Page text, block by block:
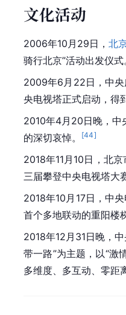
文化活动
2006年10月29日，北
骑行北京”活动出发仪式
2009年6月22日，中
央电视塔正式启动，得
2010年4月20日晚，中
的深切哀悼。
[44]
2018年11月10日， 北京
三届攀登中央电视塔大
2018年10月17日，中
首个多地联动的重阳楼
2018年12月31日晚，
带一路”为主题，以“激
多维度、多互动、零距